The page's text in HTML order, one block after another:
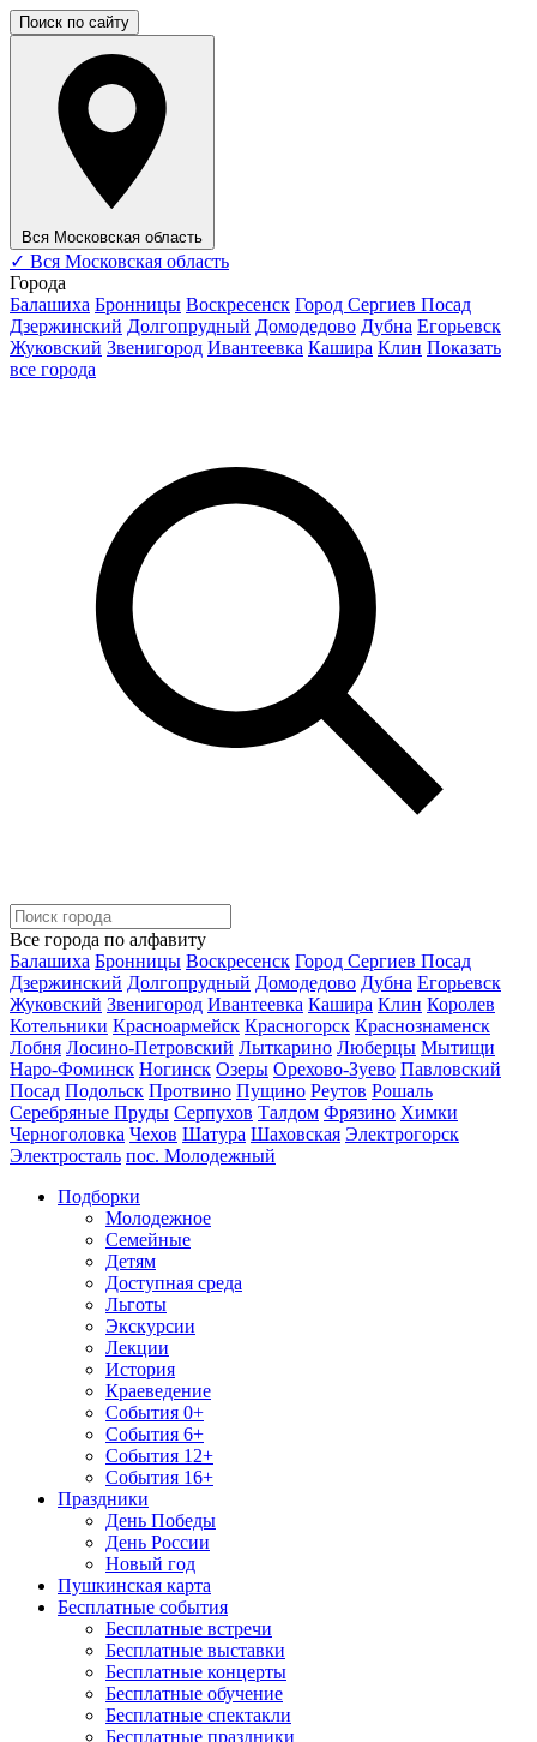
Поиск по сайту
Вся Московская область
✓ Вся Московская область
Города
Балашиха Бронницы Воскресенск Город Сергиев Посад
Дзержинский Долгопрудный Домодедово Дубна Егорьевск
Жуковский Звенигород Ивантеевка Кашира Клин Показать
все города
Все города по алфавиту
Балашиха Бронницы Воскресенск Город Сергиев Посад
Дзержинский Долгопрудный Домодедово Дубна Егорьевск
Жуковский Звенигород Ивантеевка Кашира Клин Королев
Котельники Красноармейск Красногорск Краснознаменск
Лобня Лосино-Петровский Лыткарино Люберцы Мытищи
Наро-Фоминск Ногинск Озеры Орехово-Зуево Павловский
Посад Подольск Протвино Пущино Реутов Рошаль
Серебряные Пруды Серпухов Талдом Фрязино Химки
Черноголовка Чехов Шатура Шаховская Электрогорск
Электросталь пос. Молодежный
Подборки
Молодежное
Семейные
Детям
Доступная среда
Льготы
Экскурсии
Лекции
История
Краеведение
События 0+
События 6+
События 12+
События 16+
Праздники
День Победы
День России
Новый год
Пушкинская карта
Бесплатные события
Бесплатные встречи
Бесплатные выставки
Бесплатные концерты
Бесплатные обучение
Бесплатные спектакли
Бесплатные праздники